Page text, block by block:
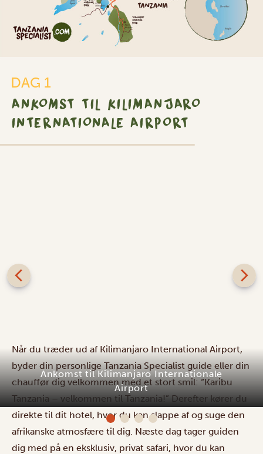
DAG 1
ANKOMST TIL KILIMANJARO
INTERNATIONALE AIRPORT
Ankomst til Kilimanjaro Internationale
Airport
Når du træder ud af Kilimanjaro International Airport,
byder din personlige Tanzania Specialist guide eller din
chauffør dig velkommen med et stort smil: “Karibu
Tanzania – velkommen til Tanzania!” Derefter kører du
direkte til dit hotel, hvor du kan slappe af og suge den
afrikanske atmosfære til dig. Næste dag tager guiden
dig med på en eksklusiv, privat safari, hvor du kan